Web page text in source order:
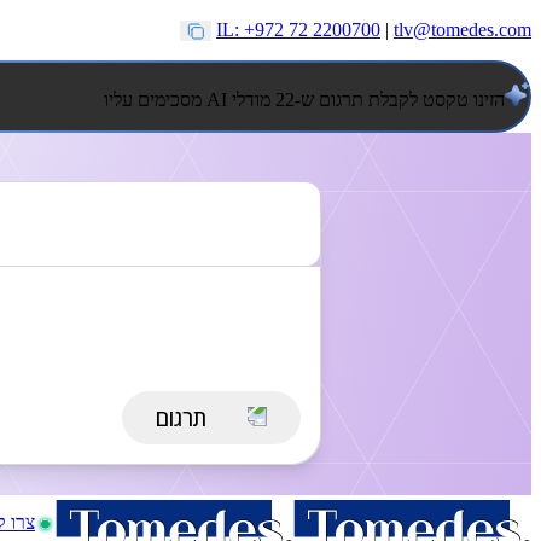
IL: +972 72 2200700 | tlv@tomedes.com
הזינו טקסט לקבלת תרגום ש-22 מודלי AI מסכימים עליו
צרו